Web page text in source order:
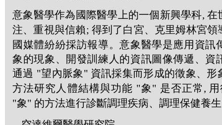
意象醫學作為國際醫學上的一個新興學科, 在
注、重視與信賴; 得到了白宮、克里姆林宮領
國媒體紛紛採訪報導。意象醫學是應用資訊
象的現象、開發訓練人的資訊圖像傳遞、資
通過 "望內脈象 " 資訊採集而形成的徵象、形
方法研究人體結構與功能 "象 " 是否正常 ,
"象" 的方法進行診斷調理疾病、調理保健養